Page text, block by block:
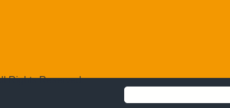
Rights Reserved.